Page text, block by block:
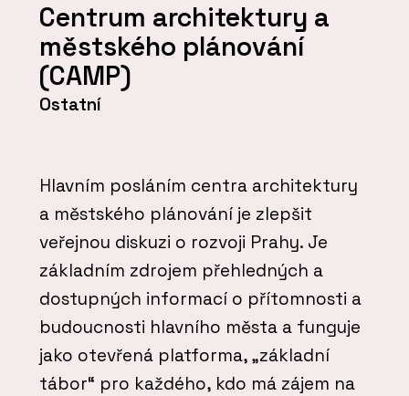
Centrum architektury a
městského plánování
(CAMP)
Ostatní
Hlavním posláním centra architektury
a městského plánování je zlepšit
veřejnou diskuzi o rozvoji Prahy. Je
základním zdrojem přehledných a
dostupných informací o přítomnosti a
budoucnosti hlavního města a funguje
jako otevřená platforma, „základní
tábor“ pro každého, kdo má zájem na